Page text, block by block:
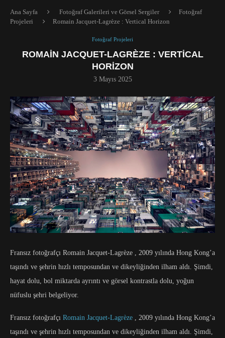
Ana Sayfa Fotoğraf Galerileri ve Görsel Sergiler
Fotoğraf
Projeleri
Romain Jacquet-Lagrèze : Vertical Horizon
Fotoğraf Projeleri
ROMAIN JACQUET-LAGRÈZE : VERTICAL
HORIZON
3 Mayıs 2025
Fransız fotoğrafçı Romain Jacquet-Lagrèze , 2009 yılında Hong Kong’a
taşındı ve şehrin hızlı temposundan ve dikeyliğinden ilham aldı. Şimdi,
hayat dolu, bol miktarda ayrıntı ve görsel kontrastla dolu, yoğun
nüfuslu şehri belgeliyor.
Fransız fotoğrafçı Romain Jacquet-Lagrèze , 2009 yılında Hong Kong’a
taşındı ve şehrin hızlı temposundan ve dikeyliğinden ilham aldı. Şimdi,